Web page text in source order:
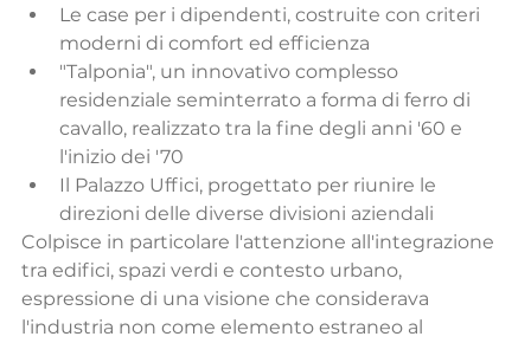
Le case per i dipendenti, costruite con criteri
moderni di comfort ed efficienza
"Talponia", un innovativo complesso
residenziale seminterrato a forma di ferro di
cavallo, realizzato tra la fine degli anni '60 e
l'inizio dei '70
Il Palazzo Uffici, progettato per riunire le
direzioni delle diverse divisioni aziendali
Colpisce in particolare l'attenzione all'integrazione
tra edifici, spazi verdi e contesto urbano,
espressione di una visione che considerava
l'industria non come elemento estraneo al